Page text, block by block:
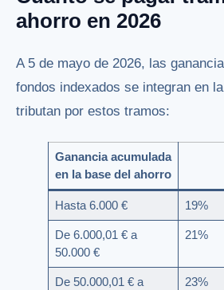
ahorro en 2026
A 5 de mayo de 2026, las
fondos indexados se integran en
tributan por estos tramos:
Ganancia acumulada
en la base del ahorro
Hasta 6.000 € 19%
De 6.000,01 € a
50.000 €
21%
De 50.000,01 € a
23%